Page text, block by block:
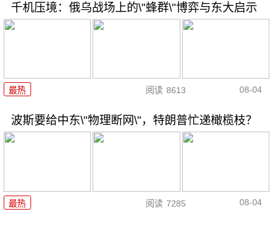
千机压境：俄乌战场上的\"蜂群\"博弈与东大启示
最热 阅读 8613 08-04
波斯要给中东\"物理断网\"，特朗普忙递橄榄枝？
最热 阅读 7285 08-04